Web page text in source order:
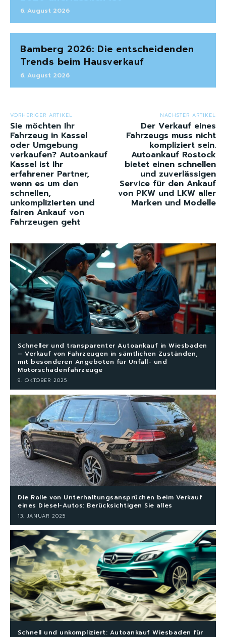
6. August 2026
Bamberg 2026: Die entscheidenden
Trends beim Hausverkauf
6. August 2026
VORHERIGER ARTIKEL
Sie möchten Ihr
Fahrzeug in Kassel
oder Umgebung
verkaufen? Autoankauf
Kassel ist Ihr
erfahrener Partner,
wenn es um den
schnellen,
unkomplizierten und
fairen Ankauf von
Fahrzeugen geht
NÄCHSTER ARTIKEL
Der Verkauf eines
Fahrzeugs muss nicht
kompliziert sein.
Autoankauf Rostock
bietet einen schnellen
und zuverlässigen
Service für den Ankauf
von PKW und LKW aller
Marken und Modelle
Schneller und transparenter Autoankauf in Wiesbaden
– Verkauf von Fahrzeugen in sämtlichen Zuständen,
mit besonderen Angeboten für Unfall- und
Motorschadenfahrzeuge
9. OKTOBER 2025
Die Rolle von Unterhaltungsansprüchen beim Verkauf
eines Diesel-Autos: Berücksichtigen Sie alles
13. JANUAR 2025
Schnell und unkompliziert: Autoankauf Wiesbaden für